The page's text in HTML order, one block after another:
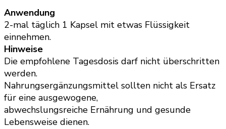
Anwendung
2-mal täglich 1 Kapsel mit etwas Flüssigkeit
einnehmen.
Hinweise
Die empfohlene Tagesdosis darf nicht überschritten
werden.
Nahrungsergänzungsmittel sollten nicht als Ersatz
für eine ausgewogene,
abwechslungsreiche Ernährung und gesunde
Lebensweise dienen.